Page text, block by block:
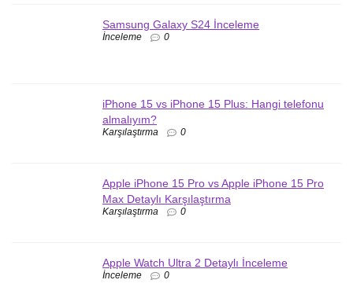
Samsung Galaxy S24 İnceleme
İnceleme 0
iPhone 15 vs iPhone 15 Plus: Hangi telefonu
almalıyım?
Karşılaştırma 0
Apple iPhone 15 Pro vs Apple iPhone 15 Pro
Max Detaylı Karşılaştırma
Karşılaştırma 0
Apple Watch Ultra 2 Detaylı İnceleme
İnceleme 0